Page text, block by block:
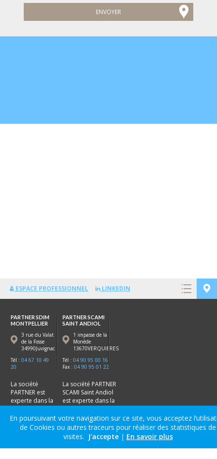
ESPACE PROFESSIONNEL LINKEDIN
PARTNER SDIM
MONTPELLIER
3 rue du Valat
de la Fosse
34990Juvignac
Tél :04 67 10 49
20
La société
PARTNER est
experte dans la
distribution et
le stock de
dans la région
PARTNER SCAMI
SAINT ANDIOL
1 impasse de la
Monède
13670VERQUIERES
Tél :04 90 95 00 16
Fax :04 90 95 01 22
La société PARTNER
SCAMI Saint Andiol
est experte dans la
menuiseries dans le
vaucluse (84) les
bouches du Rhone
(13) :Avignon,Saint-
Andiol,Cavaillon,
En poursuivant votre navigation sur ce site, vous acceptez
de Cookies ou autres traceurs pour réaliser des statistiques de
visites. J'accepte| En savoir plus